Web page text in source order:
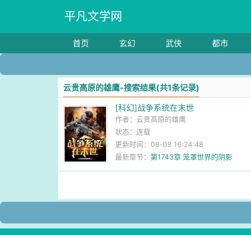
平凡文学网
首页 玄幻 武侠 都市
云贵高原的雄鹰-搜索结果(共1条记录)
[科幻]战争系统在末世
作者： 云贵高原的雄鹰
状态：连载
更新时间：08-08 16:24:48
最新章节：第1743章 笼罩世界的阴影